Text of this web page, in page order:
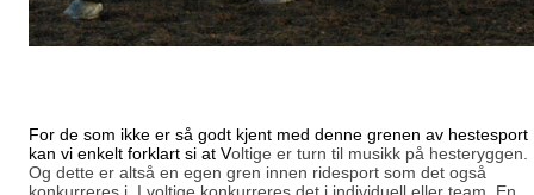
For de som ikke er så godt kjent med denne grenen av hestesport
kan vi enkelt forklart si at Voltige er turn til musikk på hesteryggen.
Og dette er altså en egen gren innen ridesport som det også